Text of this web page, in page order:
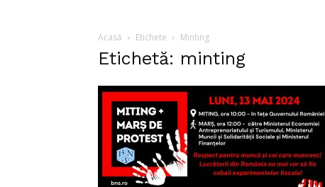
Acasă Etichete Minting
Etichetă: minting